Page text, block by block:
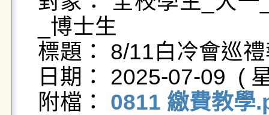
_博士生
標題： 8/11白冷會巡
日期： 2025-07-09  (
附檔： 0811 繳費教學